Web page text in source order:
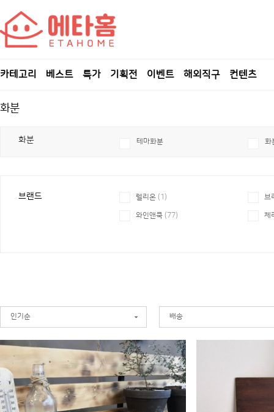
카테고리 베스트 특가 기획전 이벤트 해외직구 컨텐츠
화분
화분 테마화분 화
브랜드 렐리온 (1) 브
와인앤쿡 (77) 체
인기순 배송